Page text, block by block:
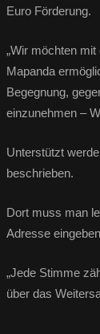
Euro Förderung.
„Wir möchten
Mapanda
Begegnung,
einzunehmen –
Unterstützt
beschrieben.
Dort muss man
Adresse
„Jede Stimme
über das